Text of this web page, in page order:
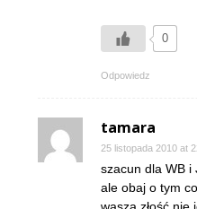
0
Odpowiedz
tamara
25 listopada 2010 at
szacun dla WB i
ale obaj o tym